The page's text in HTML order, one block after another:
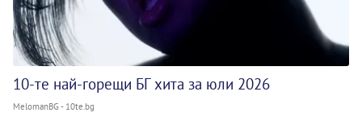
10-те най-горещи БГ хита за юли 2026
MelomanBG - 10te.bg